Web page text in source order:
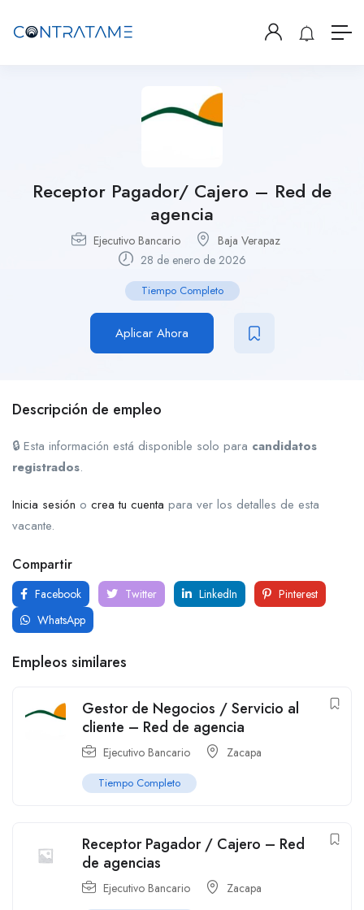
Receptor Pagador/ Cajero – Red de
agencia
Ejecutivo Bancario
Baja Verapaz
28 de enero de 2026
Tiempo Completo
Aplicar Ahora
Descripción de empleo
🔒 Esta información está disponible solo para candidatos
registrados.
Inicia sesión o crea tu cuenta para ver los detalles de esta
vacante.
Compartir
Facebook Twitter LinkedIn
Pinterest
WhatsApp
Empleos similares
Gestor de Negocios / Servicio al
cliente – Red de agencia
Ejecutivo Bancario Zacapa
Tiempo Completo
Receptor Pagador / Cajero – Red
de agencias
Ejecutivo Bancario Zacapa